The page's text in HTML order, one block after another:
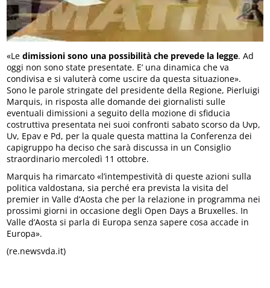
«Ledimissioni sono una possibilità che prevede la legge. Ad
oggi non sono state presentate. E’ una dinamica che va
condivisa e si valuterà come uscire da questa situazione».
Sono le parole stringate del presidente della Regione, Pierluigi
Marquis, in risposta alle domande dei giornalisti sulle
eventuali dimissioni a seguito della mozione di sfiducia
costruttiva presentata nei suoi confronti sabato scorso da Uvp,
Uv, Epav e Pd, per la quale questa mattina la Conferenza dei
capigruppo ha deciso che sarà discussa in un Consiglio
straordinario mercoledì 11 ottobre.
Marquis ha rimarcato «l’intempestività di queste azioni sulla
politica valdostana, sia perché era prevista la visita del
premier in Valle d’Aosta che per la relazione in programma nei
prossimi giorni in occasione degli Open Days a Bruxelles. In
Valle d’Aosta si parla di Europa senza sapere cosa accade in
Europa».
(re.newsvda.it)